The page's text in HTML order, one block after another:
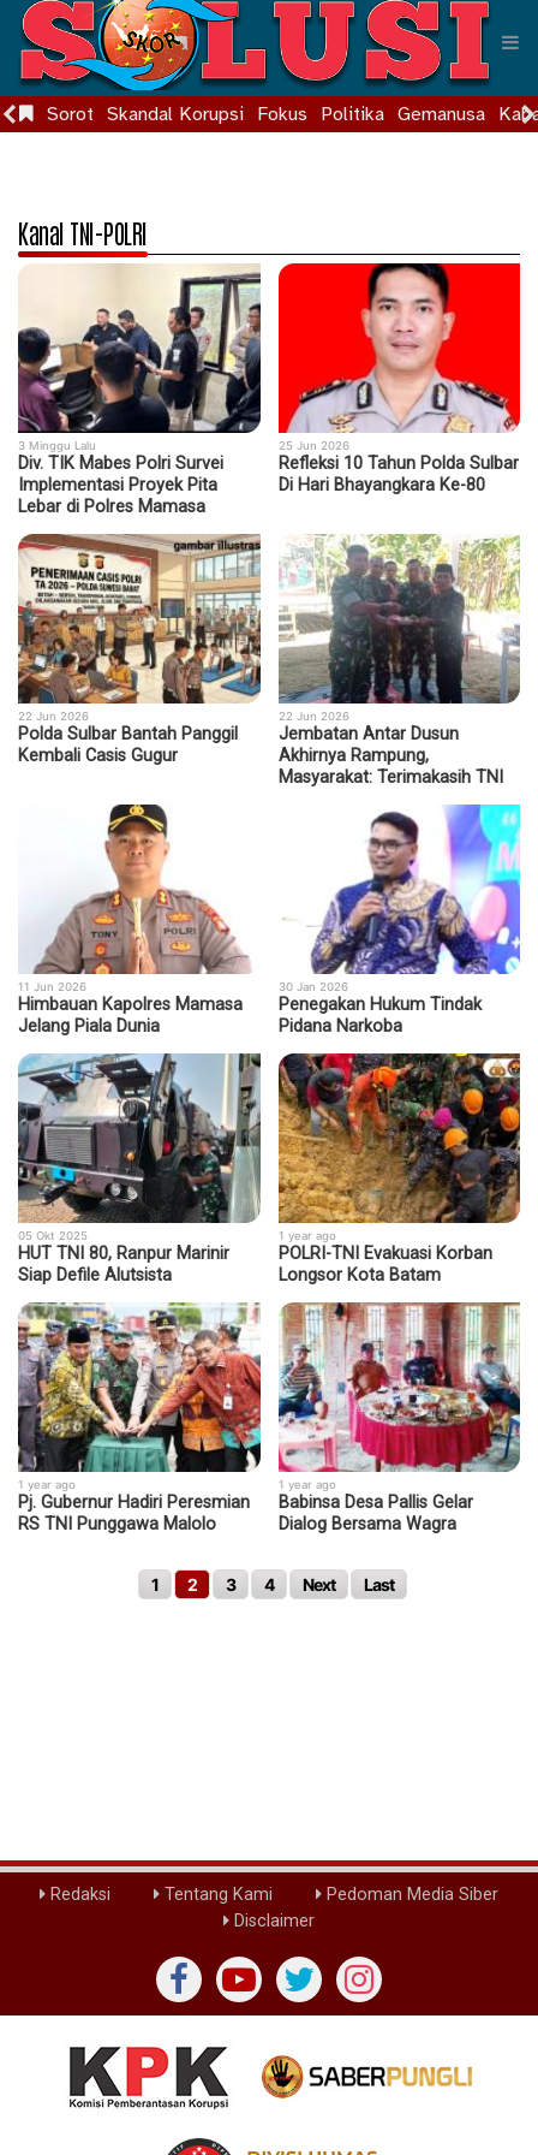
Sorot Skandal Korupsi Fokus Politika Gemanusa
Kanal TNI-POLRI
3 Minggu Lalu
Div. TIK Mabes Polri Survei
Implementasi Proyek Pita
Lebar di Polres Mamasa
25 Jun 2026
Refleksi 10 Tahun Polda Sulbar
Di Hari Bhayangkara Ke-80
22 Jun 2026
Polda Sulbar Bantah Panggil
Kembali Casis Gugur
22 Jun 2026
Jembatan Antar Dusun
Akhirnya Rampung,
Masyarakat: Terimakasih TNI
11 Jun 2026
Himbauan Kapolres Mamasa
Jelang Piala Dunia
30 Jan 2026
Penegakan Hukum Tindak
Pidana Narkoba
05 Okt 2025
HUT TNI 80, Ranpur Marinir
Siap Defile Alutsista
1 year ago
POLRI-TNI Evakuasi Korban
Longsor Kota Batam
1 year ago
Pj. Gubernur Hadiri Peresmian
RS TNI Punggawa Malolo
1 year ago
Babinsa Desa Pallis Gelar
Dialog Bersama Wagra
1 2 3 4 Next Last
Redaksi Tentang Kami
Pedoman Media Siber
Disclaimer